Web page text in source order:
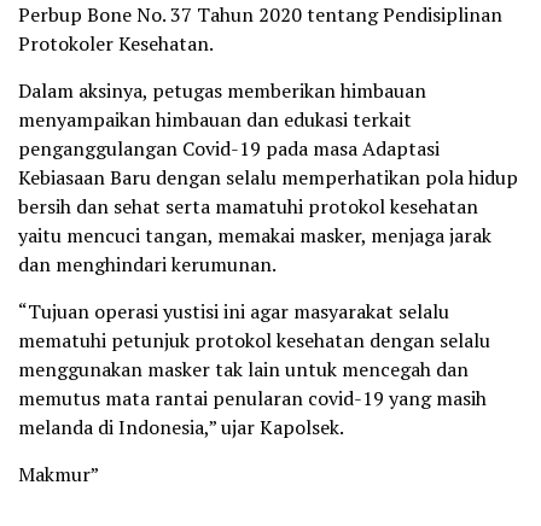
Perbup Bone No. 37 Tahun 2020 tentang Pendisiplinan
Protokoler Kesehatan.
Dalam aksinya, petugas memberikan himbauan
menyampaikan himbauan dan edukasi terkait
penganggulangan Covid-19 pada masa Adaptasi
Kebiasaan Baru dengan selalu memperhatikan pola hidup
bersih dan sehat serta mamatuhi protokol kesehatan
yaitu mencuci tangan, memakai masker, menjaga jarak
dan menghindari kerumunan.
“Tujuan operasi yustisi ini agar masyarakat selalu
mematuhi petunjuk protokol kesehatan dengan selalu
menggunakan masker tak lain untuk mencegah dan
memutus mata rantai penularan covid-19 yang masih
melanda di Indonesia,” ujar Kapolsek.
Makmur”